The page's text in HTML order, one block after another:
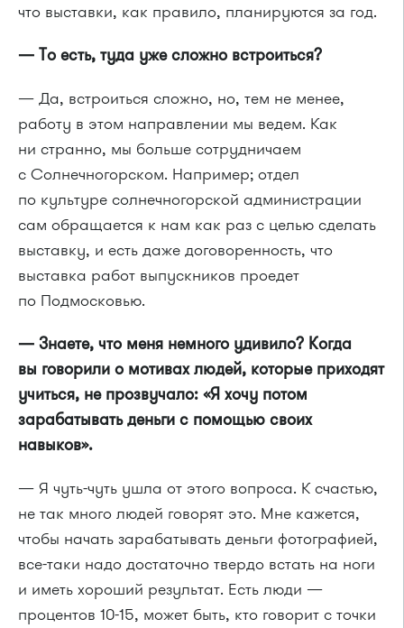
что выставки, как правило, планируются за год.
— То есть, туда уже сложно встроиться?
— Да, встроиться сложно, но, тем не менее,
работу в этом направлении мы ведем. Как
ни странно, мы больше сотрудничаем
с Солнечногорском. Например; отдел
по культуре солнечногорской администрации
сам обращается к нам как раз с целью сделать
выставку, и есть даже договоренность, что
выставка работ выпускников проедет
по Подмосковью.
— Знаете, что меня немного удивило? Когда
вы говорили о мотивах людей, которые приходят
учиться, не прозвучало: «Я хочу потом
зарабатывать деньги с помощью своих
навыков».
— Я чуть-чуть ушла от этого вопроса. К счастью,
не так много людей говорят это. Мне кажется,
чтобы начать зарабатывать деньги фотографией,
все-таки надо достаточно твердо встать на ноги
и иметь хороший результат. Есть люди —
процентов 10-15, может быть, кто говорит с точки